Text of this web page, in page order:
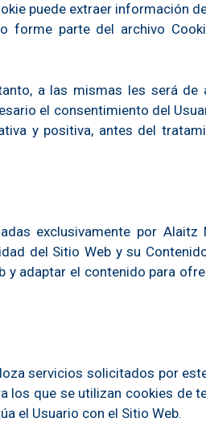
puede extraer información
forme parte del archivo
a las mismas les será de
el consentimiento del
y positiva, antes del
exclusivamente por Alaitz
del Sitio Web y su
y adaptar el contenido para
servicios solicitados por
los que se utilizan cookies de
el Usuario con el Sitio Web.